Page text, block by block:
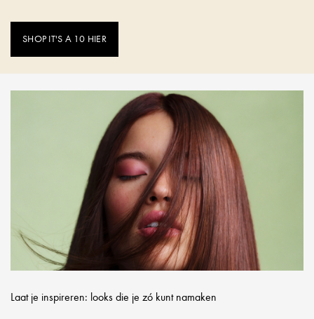
SHOP IT'S A 10 HIER
Laat je inspireren: looks die je zó kunt namaken